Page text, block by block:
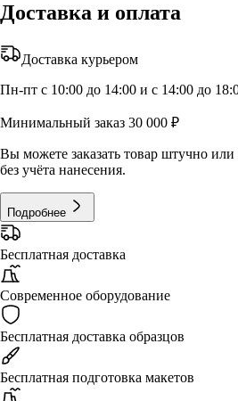
Доставка и оплата
Доставка курьером
Пн-пт с 10:00 до 14:00 и с 14:00 до
Минимальный заказ 30 000 ₽
Вы можете заказать товар штучно
без учёта нанесения.
Подробнее
Бесплатная доставка
Современное оборудование
Бесплатная доставка образцов
Бесплатная подготовка макетов